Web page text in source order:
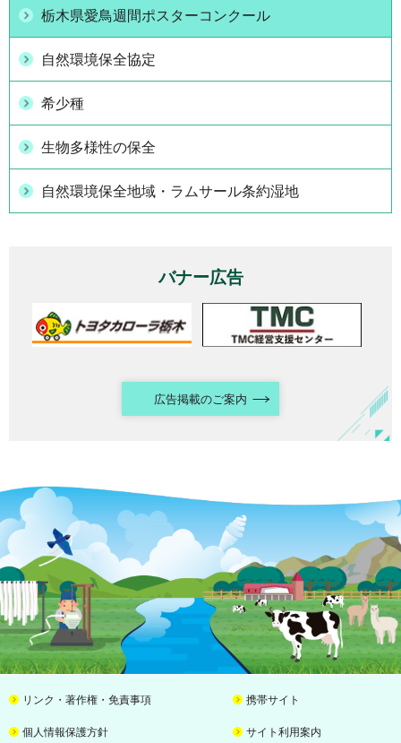
栃木県愛鳥週間ポスターコンクール
自然環境保全協定
希少種
生物多様性の保全
自然環境保全地域・ラムサール条約湿地
バナー広告
広告掲載のご案内
リンク・著作権・免責事項 携帯サイト
個人情報保護方針 サイト利用案内